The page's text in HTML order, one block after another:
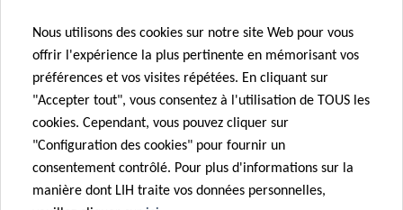
Nous utilisons des cookies sur notre site Web pour vous
offrir l'expérience la plus pertinente en mémorisant vos
préférences et vos visites répétées. En cliquant sur
"Accepter tout", vous consentez à l'utilisation de TOUS les
cookies. Cependant, vous pouvez cliquer sur
"Configuration des cookies" pour fournir un
consentement contrôlé. Pour plus d'informations sur la
manière dont LIH traite vos données personnelles,